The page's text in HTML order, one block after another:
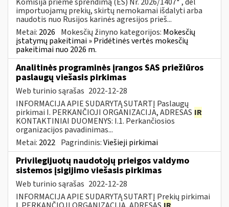
importuojamų prekių, skirtų nemokamai išdalyti arba
naudotis nuo Rusijos karinės agresijos prieš...
Metai: 2026 Mokesčių žinyno kategorijos: Mokesčių
įstatymų pakeitimai » Pridėtinės vertės mokesčių
pakeitimai nuo 2026 m.
Analitinės programinės įrangos SAS priežiūros
paslaugų viešasis pirkimas
Web turinio sąrašas 2022-12-28
INFORMACIJA APIE SUDARYTĄ SUTARTĮ Paslaugų
pirkimai I. PERKANČIOJI ORGANIZACIJA, ADRESAS IR
KONTAKTINIAI DUOMENYS: I.1. Perkančiosios
organizacijos pavadinimas...
Metai: 2022 Pagrindinis:Viešieji pirkimai
Privilegijuotų naudotojų prieigos valdymo
sistemos įsigijimo viešasis pirkimas
Web turinio sąrašas 2022-12-28
INFORMACIJA APIE SUDARYTĄ SUTARTĮ Prekių pirkimai